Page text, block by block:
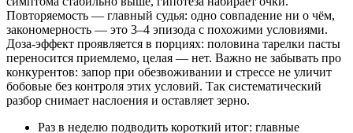
Повторяемость — главный судья: одно совпадение ни о чём,
закономерность — это 3–4 эпизода с похожими условиями.
Доза-эффект проявляется в порциях: половина тарелки пасты
переносится приемлемо, целая — нет. Важно не забывать про
конкурентов: запор при обезвоживании и стрессе не уличит
бобовые без контроля этих условий. Так систематический
разбор снимает наслоения и оставляет зерно.
Раз в неделю подводить короткий итог: главные